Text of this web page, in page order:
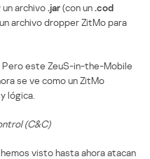
un archivo.jar(con un.cod
archivo dropper ZitMo para
. Pero este ZeuS-in-the-Mobile
se ve como un ZitMo
lógica.
(C&C)
visto hasta ahora atacan